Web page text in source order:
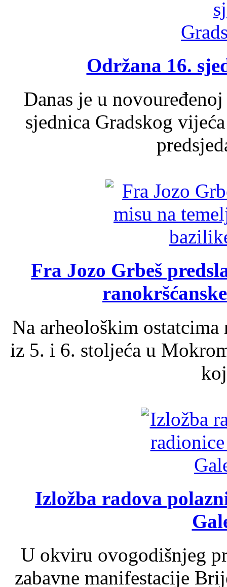
Održana 16.
Danas je u
sjednica Gradskog
Fra Jozo Grbeš
Na arheološkim
iz 5. i 6. stoljeća u
Izložba radova
U okviru ovogodišnjeg
zabavne manifestacije